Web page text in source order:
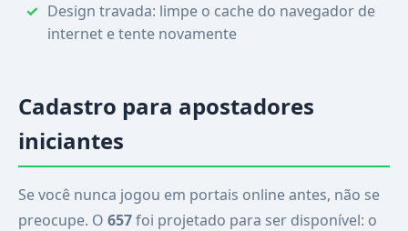
Design travada: limpe o cache do navegador de
internet e tente novamente
Cadastro para apostadores
iniciantes
Se você nunca jogou em portais online antes, não se
preocupe. O 657foi projetado para ser disponível: o